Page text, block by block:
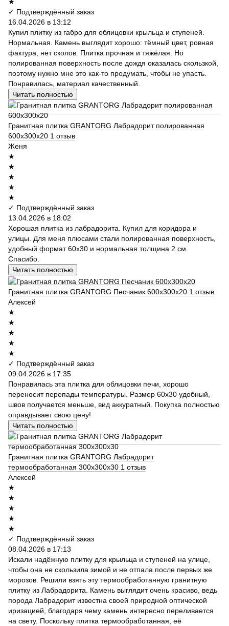
★
✓ Подтверждённый заказ
16.04.2026 в 13:12
Купил плитку из габро для облицовки крыльца и ступеней.
Нормальная. Камень выглядит хорошо: тёмный цвет, ровная
фактура, нет сколов. Плитка прочная и тяжёлая. Но
полированная поверхность после дождя оказалась скользкой,
поэтому нужно мне это как-то продумать, чтобы не упасть.
Понравилась, материал качественный.
Читать полностью
Гранитная плитка GRANTORG Лабрадорит полированная
600х300х20 1 отзыв
Женя
★
★
★
★
★
✓ Подтверждённый заказ
13.04.2026 в 18:02
Хорошая плитка из лабрадорита. Купил для коридора и
улицы. Для меня плюсами стали полированная поверхность,
удобный формат 60х30 и нормальная толщина 2 см.
Спасибо.
Читать полностью
Гранитная плитка GRANTORG Песчаник 600x300x20 1 отзыв
Алексей
★
★
★
★
★
✓ Подтверждённый заказ
09.04.2026 в 17:35
Понравилась эта плитка для облицовки печи, хорошо
переносит перепады температуры. Размер 60х30 удобный,
швов получается меньше, вид аккуратный. Покупка полностью
оправдывает свою цену!
Читать полностью
Гранитная плитка GRANTORG Лабрадорит
термообработанная 300х300х30 1 отзыв
Алексей
★
★
★
★
★
✓ Подтверждённый заказ
08.04.2026 в 17:13
Искали надёжную плитку для крыльца и ступеней на улице,
чтобы она не скользила зимой и не отпала после первых же
морозов. Решили взять эту термообработанную гранитную
плитку из Лабрадорита. Камень выглядит очень красиво, ведь
порода Лабрадорит известна своей природной оптической
иризацией, благодаря чему камень интересно переливается
на свету. Поскольку плитка термообработанная, её